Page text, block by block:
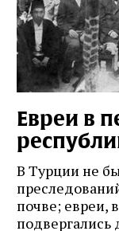
Евреи в
В Турции не
почве; евреи,
подвергались